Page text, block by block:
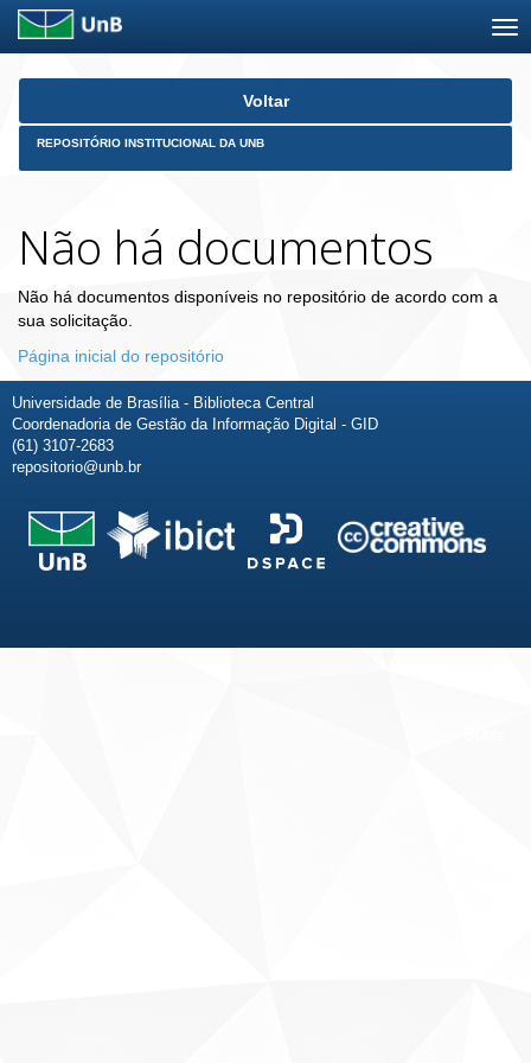
Skip
Voltar
REPOSITÓRIO INSTITUCIONAL DA UNB
Não há documentos
Não há documentos disponíveis no repositório de acordo com a
sua solicitação.
Página inicial do repositório
Universidade de Brasília - Biblioteca Central
Coordenadoria de Gestão da Informação Digital - GID
(61) 3107-2683
repositorio@unb.br